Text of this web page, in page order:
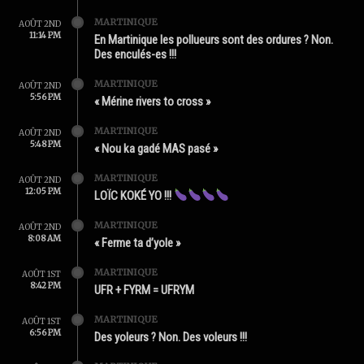
AOÛT 2ND
11:14 PM
MARTINIQUE
En Martinique les pollueurs sont des ordures ? Non.
Des enculés-es !!!
AOÛT 2ND
5:56 PM
MARTINIQUE
« Mérine rivers to cross »
AOÛT 2ND
5:48 PM
MARTINIQUE
« Nou ka gadé MAS pasé »
AOÛT 2ND
12:05 PM
MARTINIQUE
LOÏC KOKÉ YO !!!
AOÛT 2ND
8:08 AM
MARTINIQUE
« Ferme ta d’yole »
AOÛT 1ST
8:42 PM
MARTINIQUE
UFR + FYRM = UFRYM
AOÛT 1ST
6:56 PM
MARTINIQUE
Des yoleurs ? Non. Des voleurs !!!